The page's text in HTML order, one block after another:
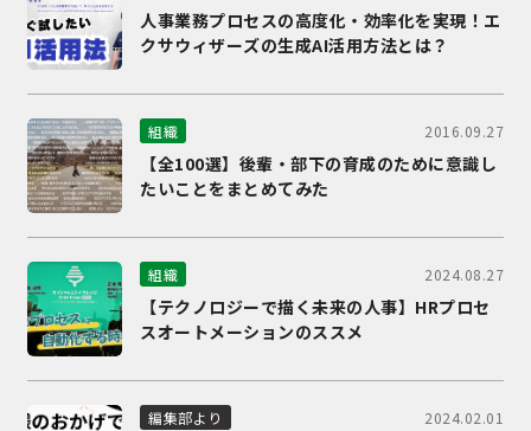
人事業務プロセスの高度化・効率化を実現！エ
クサウィザーズの生成AI活用方法とは？
組織 2016.09.27
【全100選】後輩・部下の育成のために意識し
たいことをまとめてみた
組織 2024.08.27
【テクノロジーで描く未来の人事】HRプロセ
スオートメーションのススメ
編集部より 2024.02.01